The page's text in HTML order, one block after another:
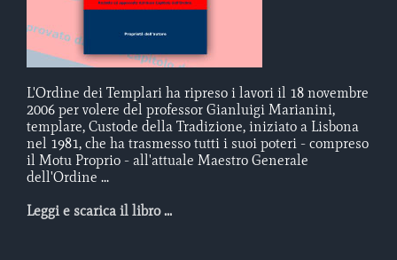
L'Ordine dei Templari ha ripreso i lavori il 18 novembre
2006 per volere del professor Gianluigi Marianini,
templare, Custode della Tradizione, iniziato a Lisbona
nel 1981, che ha trasmesso tutti i suoi poteri - compreso
il Motu Proprio - all'attuale Maestro Generale
dell'Ordine ...
Leggi e scarica il libro ...